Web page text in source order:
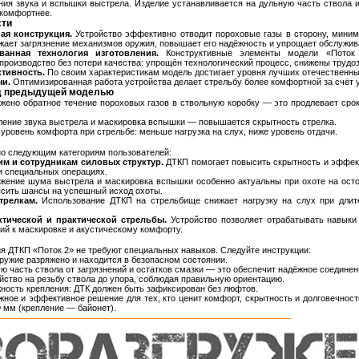
звука и вспышки выстрела. Изделие устанавливается на дульную часть ствола
конструкция.Устройство эффективно отводит пороховые газы в сторону,
загрязнение механизмов оружия, повышает его надёжность и упрощает
технология изготовления.Конструктивные элементы модели
без потери качества: упрощён технологический процесс, снижены
По своим характеристикам модель достигает уровня лучших
Оптимизированная работа устройства делает стрельбу более комфортной за счёт
предыдущей моделью
обратное течение пороховых газов в ствольную коробку — это продлевает
звука выстрела и маскировка вспышки — повышается скрытность стрелка.
комфорта при стрельбе: меньше нагрузка на слух, ниже уровень отдачи.
следующим категориям пользователей:
и сотрудникам силовых структур.ДТКП помогает повысить скрытность и
операциях.
шума выстрела и маскировка вспышки особенно актуальны при охоте на
шансы на успешный исход охоты.
Использование ДТКП на стрельбище снижает нагрузку на слух при
и практической стрельбы.Устройство позволяет отрабатывать
к маскировке и акустическому комфорту.
ДТКП «Поток 2» не требуют специальных навыков. Следуйте инструкции:
разряжено и находится в безопасном состоянии.
часть ствола от загрязнений и остатков смазки — это обеспечит надёжное
на резьбу ствола до упора, соблюдая правильную ориентацию.
крепления: ДТК должен быть зафиксирован без люфтов.
и эффективное решение для тех, кто ценит комфорт, скрытность и
мм (крепление — байонет).